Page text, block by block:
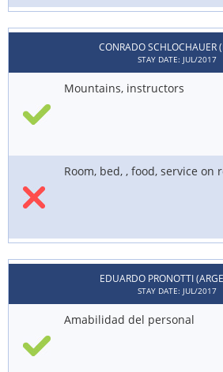
CONRADO SCHLOCHAUER
STAY DATE: JUL/2017
Mountains, instructors
Room, bed, , food, service on
EDUARDO PRONOTTI
STAY DATE: JUL/2017
Amabilidad del personal